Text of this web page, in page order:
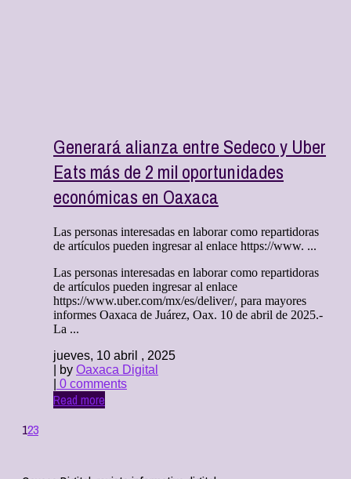
Generará alianza entre Sedeco y Uber
Eats más de 2 mil oportunidades
económicas en Oaxaca
Las personas interesadas en laborar como repartidoras
de artículos pueden ingresar al enlace https://www. ...
Las personas interesadas en laborar como repartidoras
de artículos pueden ingresar al enlace
https://www.uber.com/mx/es/deliver/, para mayores
informes Oaxaca de Juárez, Oax. 10 de abril de 2025.-
La ...
jueves, 10 abril , 2025
| by Oaxaca Digital
0 comments
Read more
123